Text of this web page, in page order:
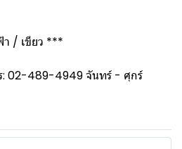
/ เขียว ***
: 02-489-4949 จันทร์ - ศุกร์